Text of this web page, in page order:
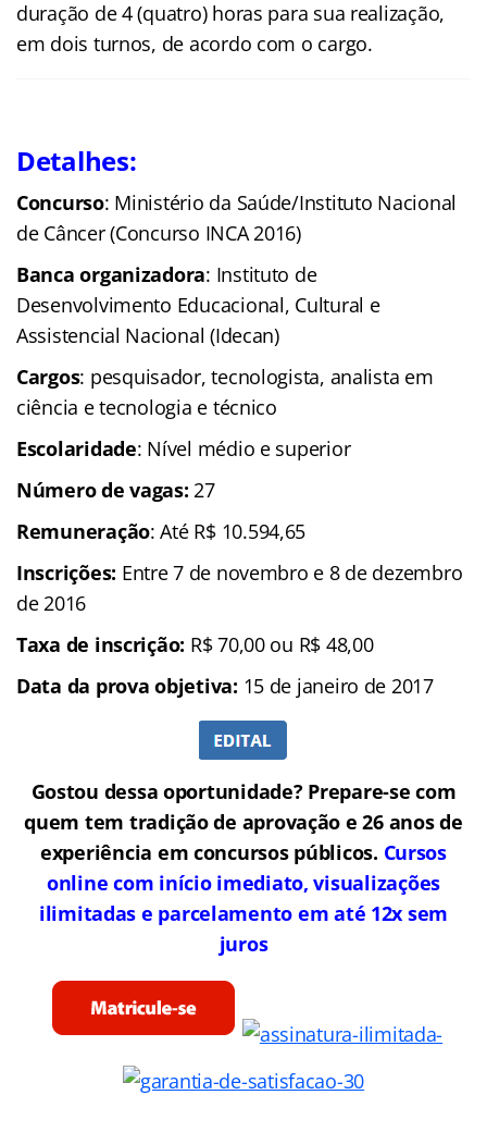
duração de 4 (quatro) horas para sua realização,
em dois turnos, de acordo com o cargo.
Detalhes:
Concurso: Ministério da Saúde/Instituto Nacional
de Câncer (Concurso INCA 2016)
Banca organizadora: Instituto de
Desenvolvimento Educacional, Cultural e
Assistencial Nacional (Idecan)
Cargos: pesquisador, tecnologista, analista em
ciência e tecnologia e técnico
Escolaridade: Nível médio e superior
Número de vagas:27
Remuneração: Até R$ 10.594,65
Inscrições: Entre7 de novembro e 8 de dezembro
de 2016
Taxa de inscrição: R$ 70,00 ou R$ 48,00
Data da prova objetiva: 15 de janeiro de 2017
Gostou dessa oportunidade? Prepare-se com
quem tem tradição de aprovação e 26 anos de
experiência em concursos públicos. Cursos
online com início imediato, visualizações
ilimitadas e parcelamento em até 12x sem
juros